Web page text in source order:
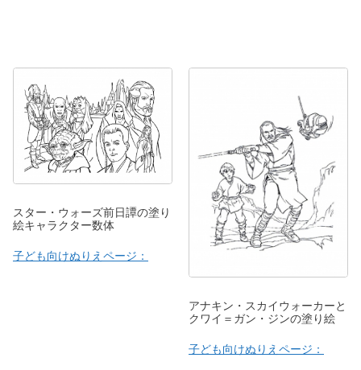
スター・ウォーズ前日譚の塗り
絵キャラクター数体
子ども向けぬりえページ：
アナキン・スカイウォーカーと
クワイ＝ガン・ジンの塗り絵
子ども向けぬりえページ：